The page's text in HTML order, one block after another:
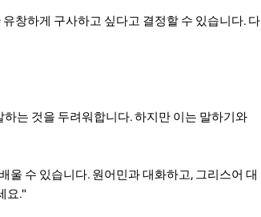
창하게 구사하고 싶다고 결정할 수 있습니다. 다
는 것을 두려워합니다. 하지만 이는 말하기와
울 수 있습니다. 원어민과 대화하고, 그리스어 대
요."